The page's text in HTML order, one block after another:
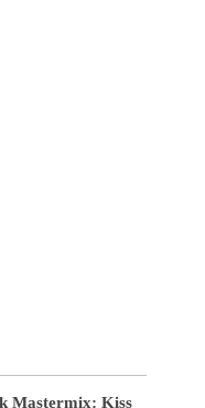
Mastermix: Kiss